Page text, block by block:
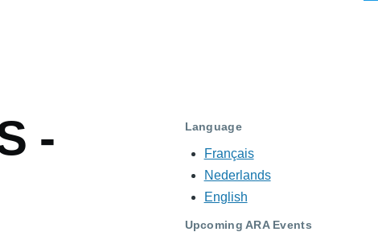
-
Language
Français
Nederlands
English
Upcoming ARA Events